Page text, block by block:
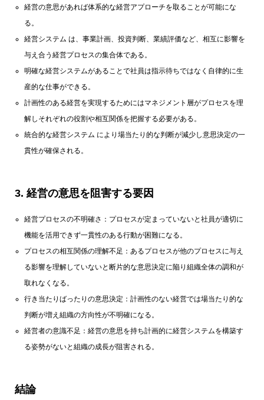
経営の意思があれば体系的な経営アプローチを取ることが可能にな
る。
経営システム は、事業計画、投資判断、業績評価など、相互に影響を
与え合う経営プロセスの集合体である。
明確な経営システムがあることで社員は指示待ちではなく自律的に生
産的な仕事ができる。
計画性のある経営を実現するためにはマネジメント層がプロセスを理
解しそれぞれの役割や相互関係を把握する必要がある。
統合的な経営システム により場当たり的な判断が減少し意思決定の一
貫性が確保される。
3. 経営の意思を阻害する要因
経営プロセスの不明確さ：プロセスが定まっていないと社員が適切に
機能を活用できず一貫性のある行動が困難になる。
プロセスの相互関係の理解不足：あるプロセスが他のプロセスに与え
る影響を理解していないと断片的な意思決定に陥り組織全体の調和が
取れなくなる。
行き当たりばったりの意思決定：計画性のない経営では場当たり的な
判断が増え組織の方向性が不明確になる。
経営者の意識不足：経営の意思を持ち計画的に経営システムを構築す
る姿勢がないと組織の成長が阻害される。
結論